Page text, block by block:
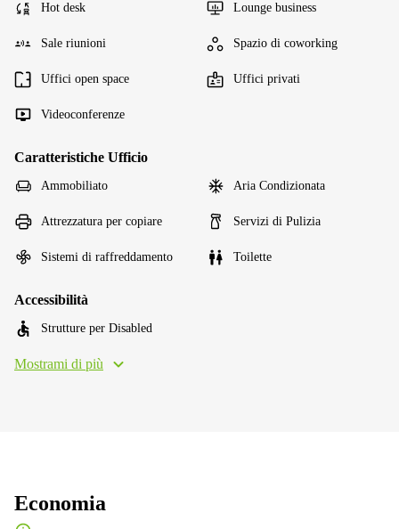
Hot desk Lounge business
Sale riunioni Spazio di coworking
Uffici open space Uffici privati
Videoconferenze
Caratteristiche Ufficio
Ammobiliato Aria Condizionata
Attrezzatura per copiare Servizi di Pulizia
Sistemi di raffreddamento Toilette
Accessibilità
Strutture per Disabled
Mostrami di più
Economia